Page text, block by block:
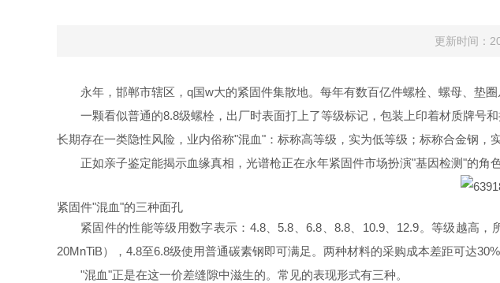
更新时间：
永年，邯郸市辖区，q国w大的紧固件集散地。每年有数百亿件螺栓、螺母、垫
一颗看似普通的8.8级螺栓，出厂时表面打上了等级标记，包装上印着材质牌
长期存在一类隐性风险，业内俗称"混血"：标称高等级，实为低等级；标称合金钢，
正如亲子鉴定能揭示血缘真相，光谱枪正在永年紧固件市场扮演"基因检测"的角色
紧固件"混血"的三种面孔
紧固件的性能等级用数字表示：4.8、5.8、6.8、8.8、10.9、12.9。等级越高
20MnTiB），4.8至6.8级使用普通碳素钢即可满足。两种材料的采购成本差距可达30%
"混血"正是在这一价差缝隙中滋生的。常见的表现形式有三种。